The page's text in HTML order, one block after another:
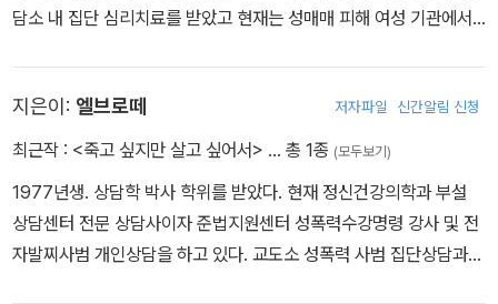
담소 내 집단 심리치료를 받았고 현재는 성매매 피해 여성 기관에서
지은이: 엘브로떼 저자파일 신간알림 신청
최근작 : <죽고 싶지만 살고 싶어서> … 총 1종 (모두보기)
1977년생. 상담학 박사 학위를 받았다. 현재 정신건강의학과 부설
상담센터 전문 상담사이자 준법지원센터 성폭력수강명령 강사 및 전
자발찌사범 개인상담을 하고 있다. 교도소 성폭력 사범 집단상담과